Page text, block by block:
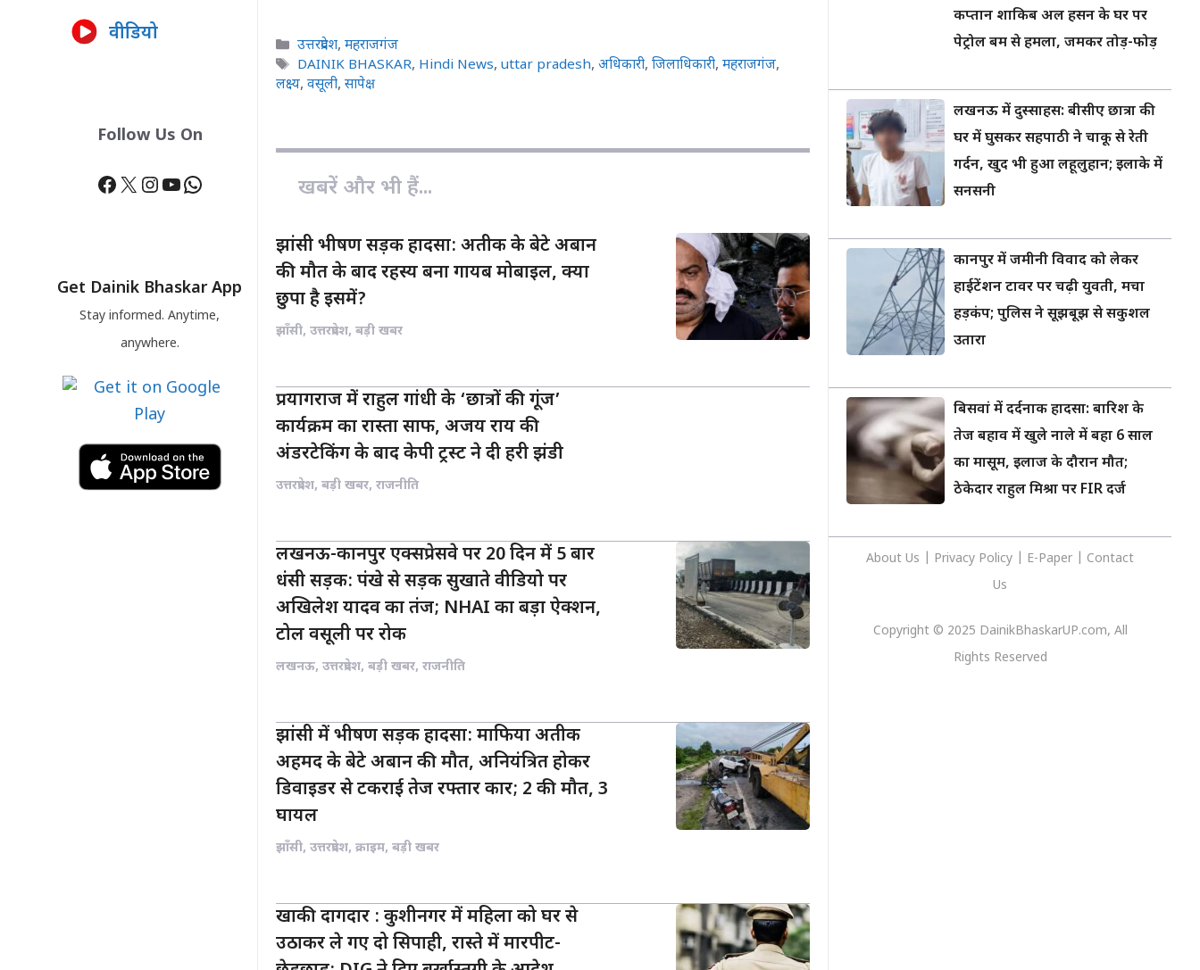
c
e
b
a
t
s
y
i
r
Categories
उत्तरप्रदेश,महराजगंज
Tags
DAINIK BHASKAR, Hindi News,uttar pradesh,अधिकारी,जिलाधिकारी,महराजगंज,
लक्ष्य, वसूली, सापेक्ष
खबरें और भी हैं...
झांसी भीषण सड़क हादसा: अतीक के बेटे अबान
की मौत के बाद रहस्य बना गायब मोबाइल, क्या
छुपा है इसमें?
झाँसी, उत्तरप्रदेश, बड़ी खबर
प्रयागराज में राहुल गांधी के ‘छात्रों की गूंज’
कार्यक्रम का रास्ता साफ, अजय राय की
अंडरटेकिंग के बाद केपी ट्रस्ट ने दी हरी झंडी
उत्तरप्रदेश, बड़ी खबर, राजनीति
लखनऊ-कानपुर एक्सप्रेसवे पर 20 दिन में 5 बार
धंसी सड़क: पंखे से सड़क सुखाते वीडियो पर
अखिलेश यादव का तंज; NHAI का बड़ा ऐक्शन,
टोल वसूली पर रोक
लखनऊ, उत्तरप्रदेश, बड़ी खबर, राजनीति
झांसी में भीषण सड़क हादसा: माफिया अतीक
अहमद के बेटे अबान की मौत, अनियंत्रित होकर
डिवाइडर से टकराई तेज रफ्तार कार; 2 की मौत, 3
घायल
झाँसी, उत्तरप्रदेश, क्राइम, बड़ी खबर
खाकी दागदार : कुशीनगर में महिला को घर से
उठाकर ले गए दो सिपाही, रास्ते में मारपीट-
वीडियो
Follow Us On
Facebook
X Instagram
YouTube
WhatsApp
Get Dainik Bhaskar App
Stay informed. Anytime,
anywhere.
कप्तान शाकिब अल हसन के घर पर
पेट्रोल बम से हमला, जमकर तोड़-फोड़
लखनऊ में दुस्साहस: बीसीए छात्रा की
घर में घुसकर सहपाठी ने चाकू से रेती
गर्दन, खुद भी हुआ लहूलुहान; इलाके में
सनसनी
कानपुर में जमीनी विवाद को लेकर
हाईटेंशन टावर पर चढ़ी युवती, मचा
हड़कंप; पुलिस ने सूझबूझ से सकुशल
उतारा
बिसवां में दर्दनाक हादसा: बारिश के
तेज बहाव में खुले नाले में बहा 6 साल
का मासूम, इलाज के दौरान मौत;
ठेकेदार राहुल मिश्रा पर FIR दर्ज
About Us Privacy Policy E-Paper
Contact
Us
Copyright © 2025 DainikBhaskarUP.com, All
Rights Reserved